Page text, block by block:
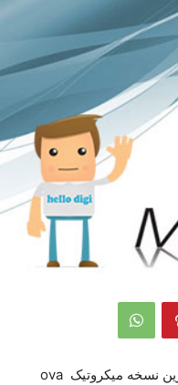
سلام خسته نباشید امروز برایتان از بهترین نسخه میکروتیک ova